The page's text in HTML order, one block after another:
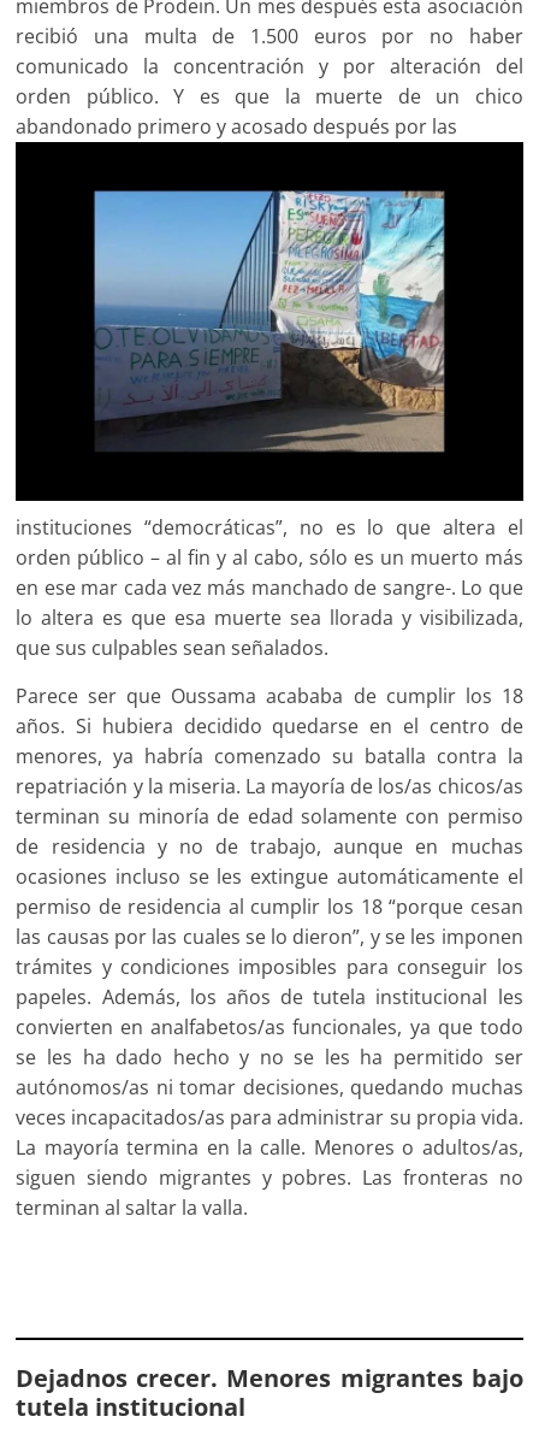
miembros de Prodein. Un mes después esta asociación
recibió una multa de 1.500 euros por no haber
comunicado la concentración y por alteración del
orden público. Y es que la muerte de un chico
abandonado primero y acosado después por las
instituciones “democráticas”, no es lo que altera el
orden público – al fin y al cabo, sólo es un muerto más
en ese mar cada vez más manchado de sangre-. Lo que
lo altera es que esa muerte sea llorada y visibilizada,
que sus culpables sean señalados.
Parece ser que Oussama acababa de cumplir los 18
años. Si hubiera decidido quedarse en el centro de
menores, ya habría comenzado su batalla contra la
repatriación y la miseria. La mayoría de los/as chicos/as
terminan su minoría de edad solamente con permiso
de residencia y no de trabajo, aunque en muchas
ocasiones incluso se les extingue automáticamente el
permiso de residencia al cumplir los 18 “porque cesan
las causas por las cuales se lo dieron”, y se les imponen
trámites y condiciones imposibles para conseguir los
papeles. Además, los años de tutela institucional les
convierten en analfabetos/as funcionales, ya que todo
se les ha dado hecho y no se les ha permitido ser
autónomos/as ni tomar decisiones, quedando muchas
veces incapacitados/as para administrar su propia vida.
La mayoría termina en la calle. Menores o adultos/as,
siguen siendo migrantes y pobres. Las fronteras no
terminan al saltar la valla.
Dejadnos crecer. Menores migrantes bajo
tutela institucional